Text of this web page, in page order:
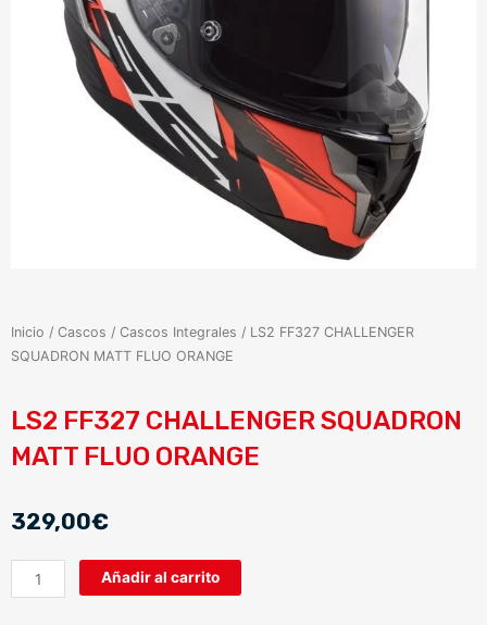
Inicio / Cascos / Cascos Integrales / LS2 FF327 CHALLENGER
SQUADRON MATT FLUO ORANGE
LS2 FF327 CHALLENGER SQUADRON
MATT FLUO ORANGE
329,00€
LS2
FF327
Añadir al carrito